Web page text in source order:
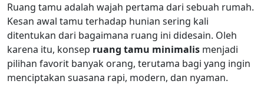
Ruang tamu adalah wajah pertama dari sebuah rumah.
Kesan awal tamu terhadap hunian sering kali
ditentukan dari bagaimana ruang ini didesain. Oleh
karena itu, konsep ruang tamu minimalis menjadi
pilihan favorit banyak orang, terutama bagi yang ingin
menciptakan suasana rapi, modern, dan nyaman.